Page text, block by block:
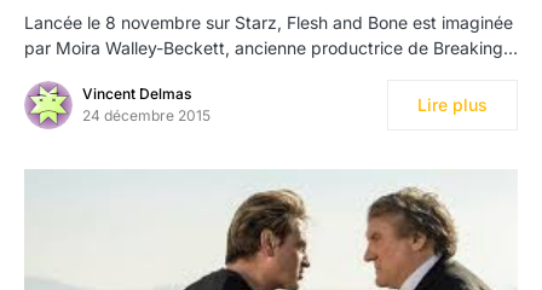
Lancée le 8 novembre sur Starz, Flesh and Bone est imaginée
par Moira Walley-Beckett, ancienne productrice de Breaking…
Vincent Delmas
24 décembre 2015
Lire plus